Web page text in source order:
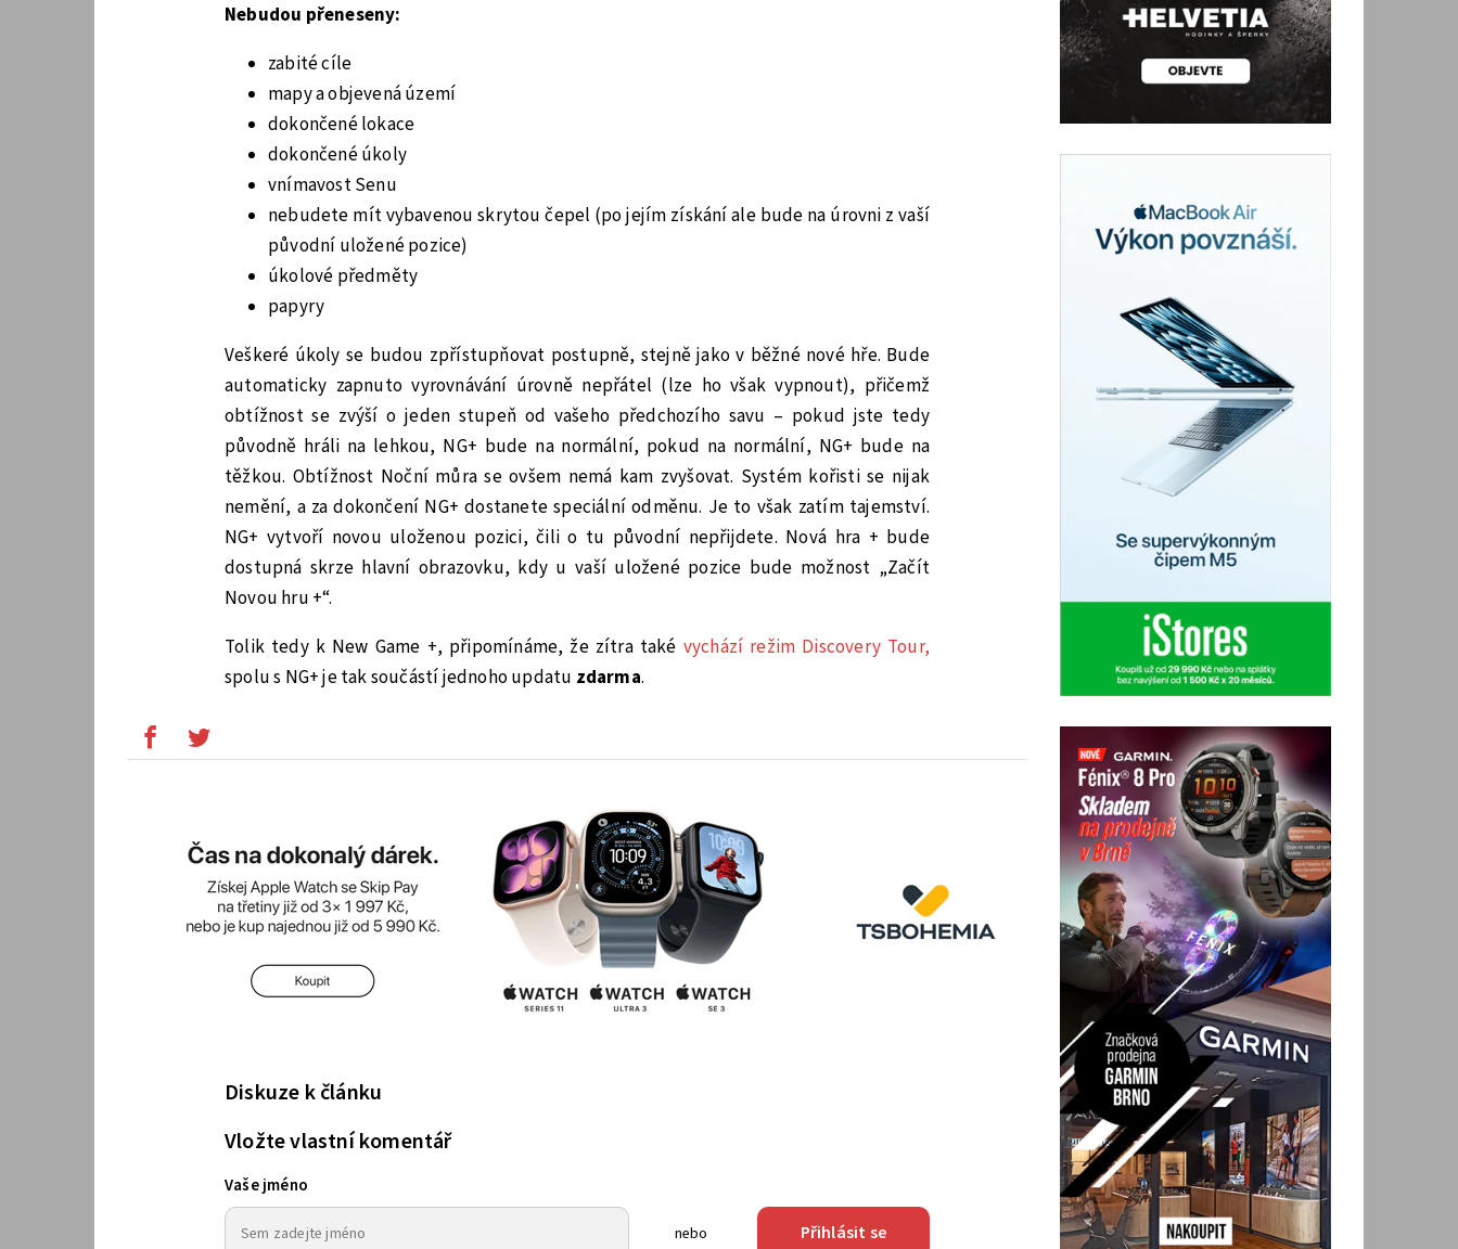
Nebudou přeneseny:
zabité cíle
mapy a objevená území
dokončené lokace
dokončené úkoly
vnímavost Senu
nebudete mít vybavenou skrytou čepel (po jejím získání ale bude na úrovni z vaší
původní uložené pozice)
úkolové předměty
papyry
Veškeré úkoly se budou zpřístupňovat postupně, stejně jako v běžné nové hře. Bude
automaticky zapnuto vyrovnávání úrovně nepřátel (lze ho však vypnout), přičemž
obtížnost se zvýší o jeden stupeň od vašeho předchozího savu – pokud jste tedy
původně hráli na lehkou, NG+ bude na normální, pokud na normální, NG+ bude na
těžkou. Obtížnost Noční můra se ovšem nemá kam zvyšovat. Systém kořisti se nijak
nemění, a za dokončení NG+ dostanete speciální odměnu. Je to však zatím tajemství.
NG+ vytvoří novou uloženou pozici, čili o tu původní nepřijdete. Nová hra + bude
dostupná skrze hlavní obrazovku, kdy u vaší uložené pozice bude možnost „Začít
Novou hru +“.
Tolik tedy k New Game +, připomínáme, že zítra také vychází režim Discovery Tour,
spolu s NG+ je tak součástí jednoho updatu zdarma.
Diskuze k článku
Vložte vlastní komentář
Vaše jméno
nebo Přihlásit se